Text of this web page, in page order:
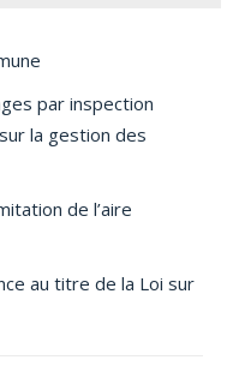
par inspection
la gestion des
de l’aire
au titre de la Loi sur